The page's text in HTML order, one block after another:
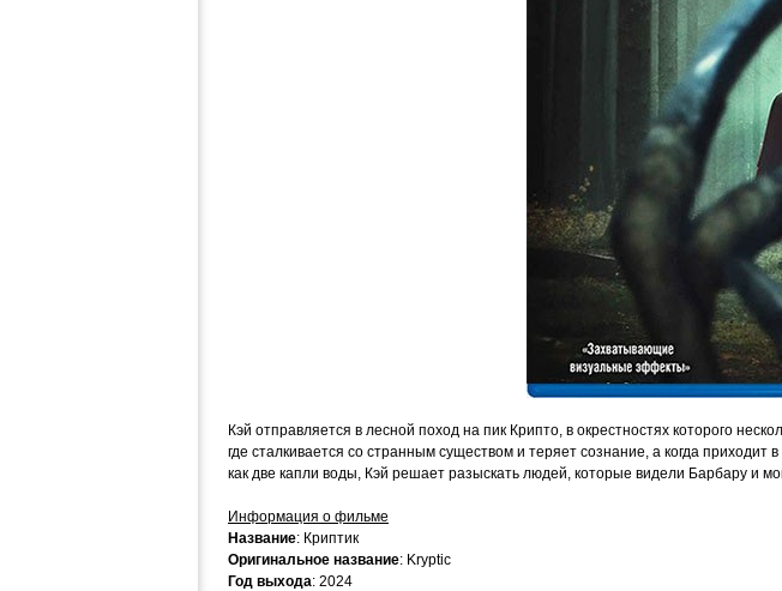
Кэй отправляется в лесной поход на пик Крипто, в окрестностях которого
где сталкивается со странным существом и теряет сознание, а когда
как две капли воды, Кэй решает разыскать людей, которые видели Барбару и
Информация о фильме
Название: Криптик
Оригинальное название: Kryptic
Год выхода: 2024